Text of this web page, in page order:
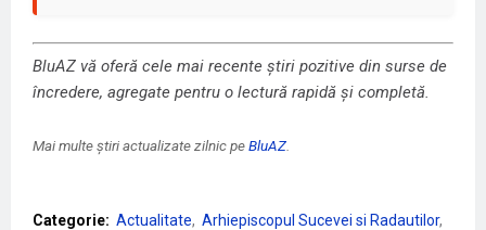
BluAZ vă oferă cele mai recente știri pozitive din surse de
încredere, agregate pentru o lectură rapidă și completă.
Mai multe știri actualizate zilnic peBluAZ
Categorie: Actualitate
Arhiepiscopul Sucevei si Radautilor